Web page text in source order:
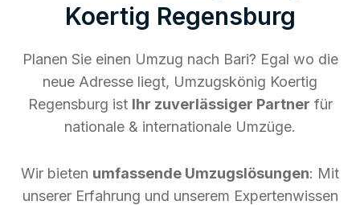
Koertig Regensburg
Planen Sie einen Umzug nach Bari? Egal wo die
neue Adresse liegt, Umzugskönig Koertig
Regensburg ist Ihr zuverlässiger Partner für
nationale & internationale Umzüge.
Wir bieten umfassende Umzugslösungen: Mit
unserer Erfahrung und unserem Expertenwissen